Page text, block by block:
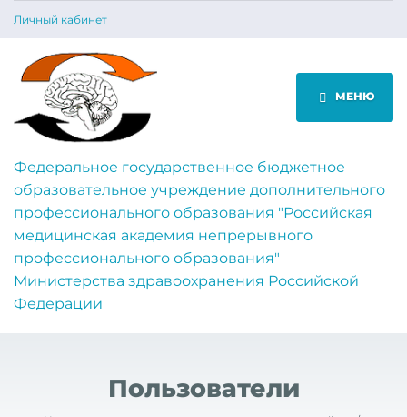
Личный кабинет
МЕНЮ
Федеральное государственное бюджетное
образовательное учреждение дополнительного
профессионального образования "Российская
медицинская академия непрерывного
профессионального образования"
Министерства здравоохранения Российской
Федерации
Пользователи